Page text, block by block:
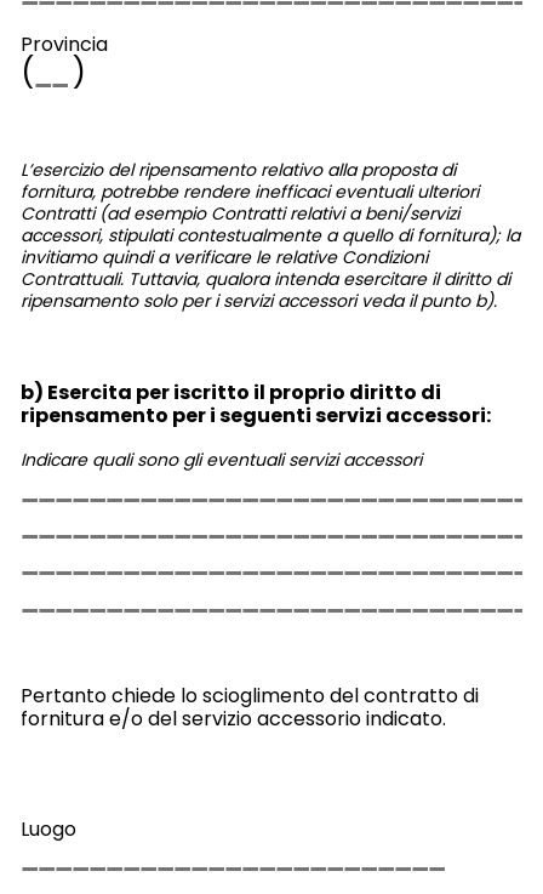
Provincia
( )
L’esercizio del ripensamento relativo alla proposta di
fornitura, potrebbe rendere inefficaci eventuali ulteriori
Contratti (ad esempio Contratti relativi a beni/servizi
accessori, stipulati contestualmente a quello di fornitura); la
invitiamo quindi a verificare le relative Condizioni
Contrattuali. Tuttavia, qualora intenda esercitare il diritto di
ripensamento solo per i servizi accessori veda il punto b).
b) Esercita per iscritto il proprio diritto di
ripensamento per i seguenti servizi accessori:
Indicare quali sono gli eventuali servizi accessori
Pertanto chiede lo scioglimento del contratto di
fornitura e/o del servizio accessorio indicato.
Luogo